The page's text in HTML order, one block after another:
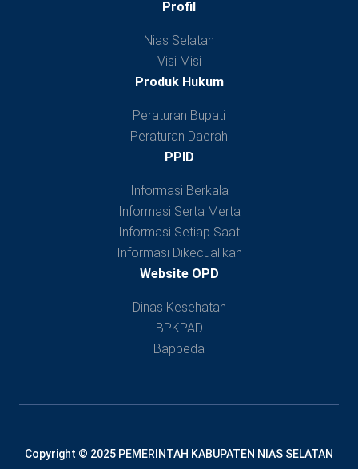
Profil
Nias Selatan
Visi Misi
Produk Hukum
Peraturan Bupati
Peraturan Daerah
PPID
Informasi Berkala
Informasi Serta Merta
Informasi Setiap Saat
Informasi Dikecualikan
Website OPD
Dinas Kesehatan
BPKPAD
Bappeda
Copyright © 2025 PEMERINTAH KABUPATEN NIAS SELATAN